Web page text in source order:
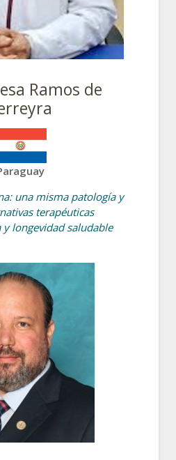
Ramos de
una misma patología y
terapéuticas
y longevidad saludable